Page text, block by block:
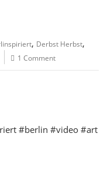
, Derbst Herbst,
1 Comment
#berlin #video #art